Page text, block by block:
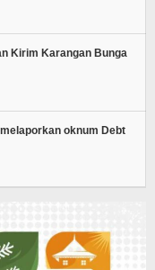
Kirim Karangan Bunga
oknum Debt